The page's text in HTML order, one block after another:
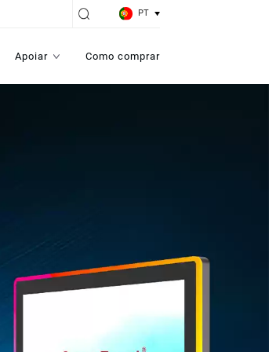
PT
Apoiar Como comprar